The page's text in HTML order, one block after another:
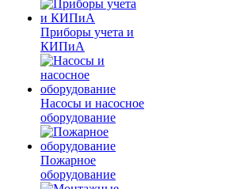
Приборы учета и
КИПиА
Насосы и насосное
оборудование
Пожарное
оборудование